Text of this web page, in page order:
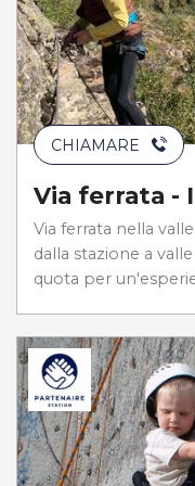
CHIAMARE
Via ferrata -
Via ferrata nella
dalla stazione a
quota per